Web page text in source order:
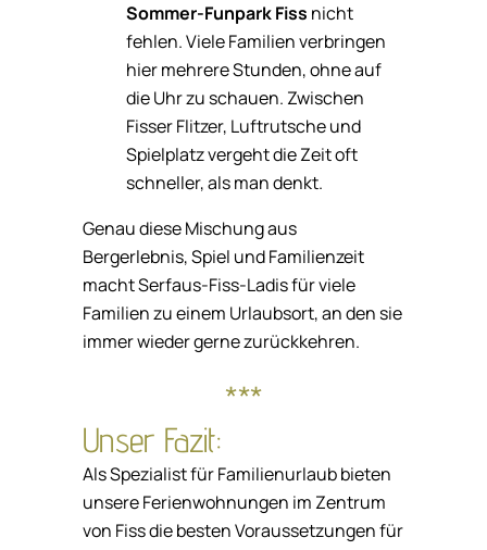
Sommer-Funpark Fiss nicht
fehlen. Viele Familien verbringen
hier mehrere Stunden, ohne auf
die Uhr zu schauen. Zwischen
Fisser Flitzer, Luftrutsche und
Spielplatz vergeht die Zeit oft
schneller, als man denkt.
Genau diese Mischung aus
Bergerlebnis, Spiel und Familienzeit
macht Serfaus-Fiss-Ladis für viele
Familien zu einem Urlaubsort, an den sie
immer wieder gerne zurückkehren.
***
Unser Fazit:
Als Spezialist für Familienurlaub bieten
unsere Ferienwohnungen im Zentrum
von Fiss die besten Voraussetzungen für